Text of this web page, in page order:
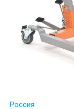
Россия